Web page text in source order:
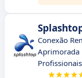
Conexão
Aprimorada